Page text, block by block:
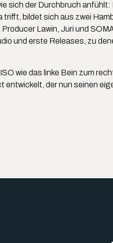
sich der Durchbruch
trifft, bildet sich aus zwei
Lawin, Juri und
und erste Releases, zu
wie das linke Bein zum
der nun seinen